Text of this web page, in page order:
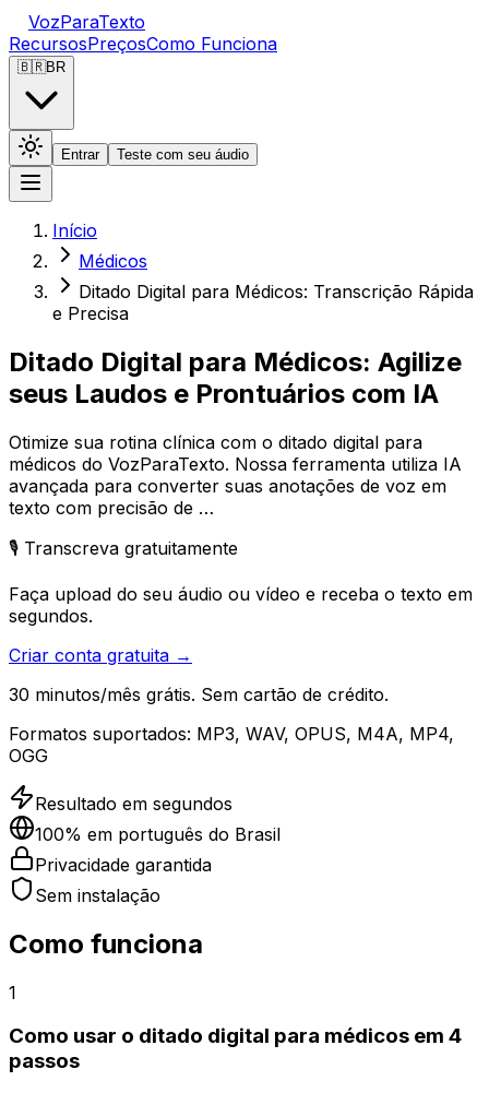
VozParaTexto
RecursosPreçosComo Funciona
🇧🇷BR
Entrar Teste com seu áudio
Início
Médicos
Ditado Digital para Médicos: Transcrição Rápida
e Precisa
Ditado Digital para Médicos: Agilize
seus Laudos e Prontuários com IA
Otimize sua rotina clínica com o ditado digital para
médicos do VozParaTexto. Nossa ferramenta utiliza IA
avançada para converter suas anotações de voz em
texto com precisão de …
🎙️ Transcreva gratuitamente
Faça upload do seu áudio ou vídeo e receba o texto em
segundos.
Criar conta gratuita →
30 minutos/mês grátis. Sem cartão de crédito.
Formatos suportados: MP3, WAV, OPUS, M4A, MP4,
OGG
Resultado em segundos
100% em português do Brasil
Privacidade garantida
Sem instalação
Como funciona
1
Como usar o ditado digital para médicos em 4
passos